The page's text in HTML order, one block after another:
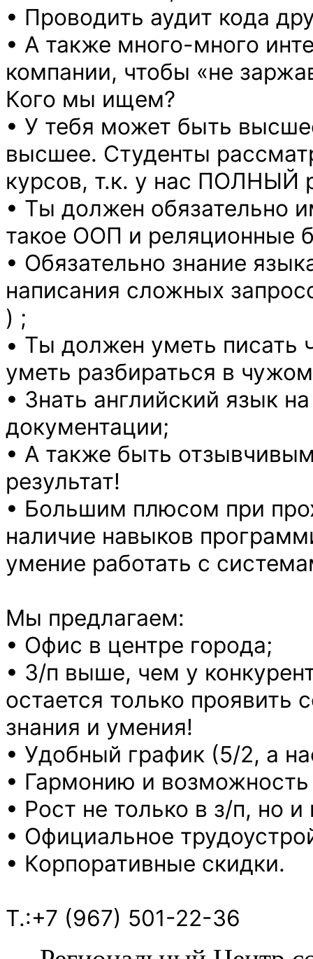
• Проводить аудит кода
• А также много-много
компании, чтобы «не
Кого мы ищем?
• У тебя может быть
высшее. Студенты
курсов, т.к. у нас ПОЛНЫЙ
• Ты должен обязательно
такое ООП и реляционные
• Обязательно знание
написания сложных
) ;
• Ты должен уметь писать
уметь разбираться в
• Знать английский язык
документации;
• А также быть
результат!
• Большим плюсом при
наличие навыков
умение работать с
Мы предлагаем:
• Офис в центре города;
• З/п выше, чем у
остается только проявить
знания и умения!
• Удобный график (5/2, а
• Гармонию и
• Рост не только в з/п, но
• Официальное
• Корпоративные скидки.
Т.:+7 (967) 501-22-36